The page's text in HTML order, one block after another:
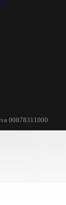
00878311000